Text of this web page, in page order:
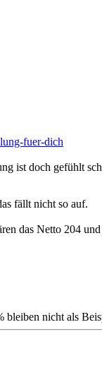
fuer-dich
ist doch gefühlt
fällt nicht so auf.
das Netto 204
bleiben nicht als